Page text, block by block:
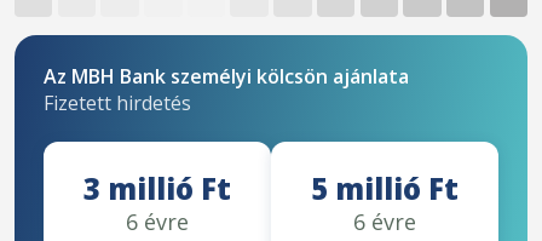
Az MBH Bank személyi kölcsön ajánlata
Fizetett hirdetés
3 millió Ft
6 évre
5 millió Ft
6 évre